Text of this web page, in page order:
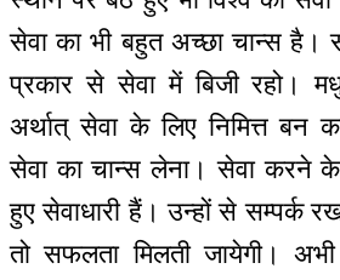
सेवा का भी बहुत अच्छा चान्स है।
प्रकार से सेवा में बिजी रहो।
अर्थात् सेवा के लिए निमित्त बन
सेवा का चान्स लेना। सेवा करने के
हुए सेवाधारी हैं। उन्हों से सम्पर्क
तो सफलता मिलती जायेगी।